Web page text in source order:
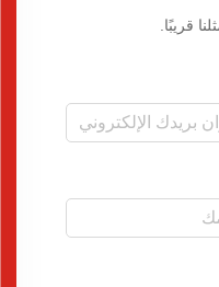
قريبًا.